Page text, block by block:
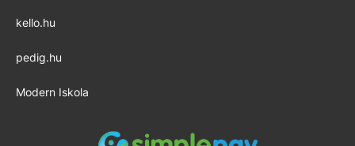
kello.hu
pedig.hu
Modern Iskola